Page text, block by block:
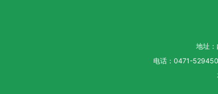
地址
电话：0471-